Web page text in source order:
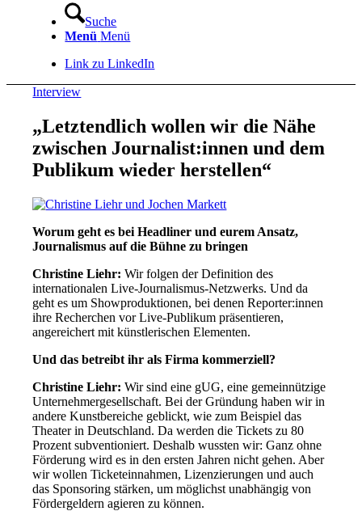
Suche
Menü Menü
Link zu LinkedIn
Interview
„Letztendlich wollen wir die Nähe
zwischen Journalist:innen und dem
Publikum wieder herstellen“
Worum geht es bei Headliner und eurem Ansatz,
Journalismus auf die Bühne zu bringen
Christine Liehr: Wir folgen der Definition des
internationalen Live-Journalismus-Netzwerks. Und da
geht es um Showproduktionen, bei denen Reporter:innen
ihre Recherchen vor Live-Publikum präsentieren,
angereichert mit künstlerischen Elementen.
Und das betreibt ihr als Firma kommerziell?
Christine Liehr: Wir sind eine gUG, eine gemeinnützige
Unternehmergesellschaft. Bei der Gründung haben wir in
andere Kunstbereiche geblickt, wie zum Beispiel das
Theater in Deutschland. Da werden die Tickets zu 80
Prozent subventioniert. Deshalb wussten wir: Ganz ohne
Förderung wird es in den ersten Jahren nicht gehen. Aber
wir wollen Ticketeinnahmen, Lizenzierungen und auch
das Sponsoring stärken, um möglichst unabhängig von
Fördergeldern agieren zu können.